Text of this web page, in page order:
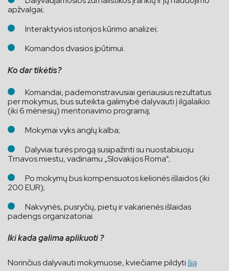
apžvalgai;
Interaktyvios istorijos kūrimo analizei;
Komandos dvasios įpūtimui.
Ko dar tikėtis?
Komandai, pademonstravusiai geriausius rezultatus
per mokymus, bus suteikta galimybė dalyvauti į ilgalaikio
(iki 6 mėnesių) mentoriavimo programą;
Mokymai vyks anglų kalba;
Dalyviai turės progą susipažinti su nuostabiuoju
Trnavos miestu, vadinamu „Slovakijos Roma“;
Po mokymų bus kompensuotos kelionės išlaidos (iki
200 EUR);
Nakvynės, pusryčių, pietų ir vakarienės išlaidas
padengs organizatoriai.
Iki kada galima aplikuoti ?
Norinčius dalyvauti mokymuose, kviečiame pildytišią